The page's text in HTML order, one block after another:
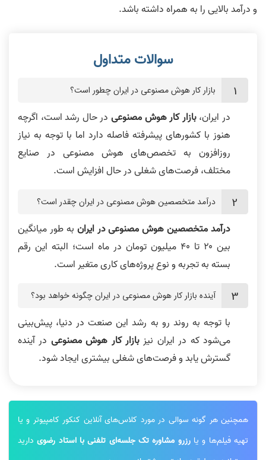
و درآمد بالایی را به همراه داشته باشد.
بازار کار هوش مصنوعی در ایران چطور است؟
در ایران،بازار کار هوش مصنوعی در حال رشد است، اگرچه
هنوز با کشورهای پیشرفته فاصله دارد اما با توجه به نیاز
روزافزون به تخصص‌های هوش مصنوعی در صنایع
مختلف، فرصت‌های شغلی در حال افزایش است.
درآمد متخصصین هوش مصنوعی در ایران چقدر است؟
درآمد متخصصین هوش مصنوعی در ایران به طور میانگین
بین ۲۰ تا ۴۰ میلیون تومان در ماه است؛ البته این رقم
بسته به تجربه و نوع پروژه‌های کاری متغیر است.
آینده بازار کار هوش مصنوعی در ایران چگونه خواهد بود؟
با توجه به روند رو به رشد این صنعت در دنیا، پیش‌بینی
می‌شود که در ایران نیز بازار کار هوش مصنوعی در آینده
گسترش یابد و فرصت‌های شغلی بیشتری ایجاد شود.
همچنین هر گونه سوالی در مورد کلاس‌های آنلاین کنکور کامپیوتر و یا
تهیه فیلم‌ها و یارزرو مشاوره تک جلسه‌ای تلفنی با استاد رضویدارید